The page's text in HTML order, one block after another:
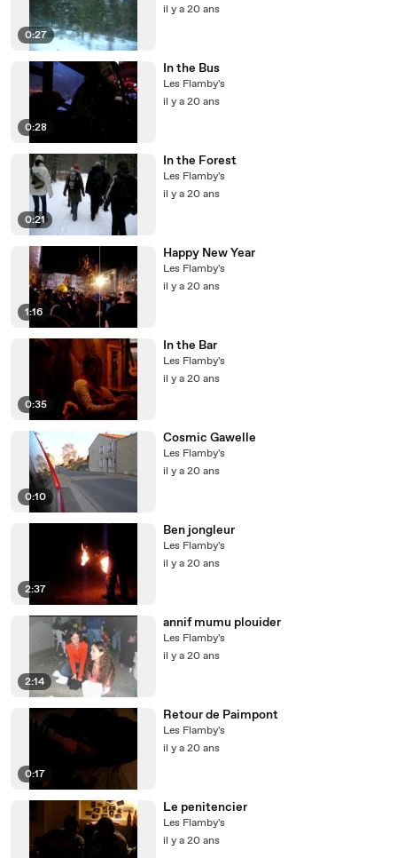
0:27
il y a 20 ans
0:28
In the Bus
Les Flamby's
il y a 20 ans
0:21
In the Forest
Les Flamby's
il y a 20 ans
1:16
Happy New Year
Les Flamby's
il y a 20 ans
0:35
In the Bar
Les Flamby's
il y a 20 ans
0:10
Cosmic Gawelle
Les Flamby's
il y a 20 ans
2:37
Ben jongleur
Les Flamby's
il y a 20 ans
2:14
annif mumu plouider
Les Flamby's
il y a 20 ans
0:17
Retour de Paimpont
Les Flamby's
il y a 20 ans
Le penitencier
Les Flamby's
il y a 20 ans